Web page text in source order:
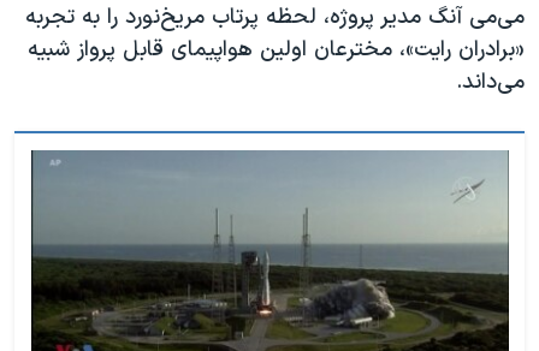
می‌می آنگ مدیر پروژه،‌ لحظه پرتاب مریخ‌نورد را به تجربه
«برادران رایت»، مخترعان اولین هواپیمای قابل پرواز شبیه
می‌داند.